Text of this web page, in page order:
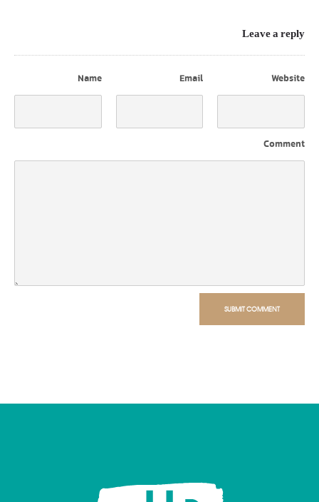
Leave a reply
Name Email Website
Comment
SUBMIT COMMENT